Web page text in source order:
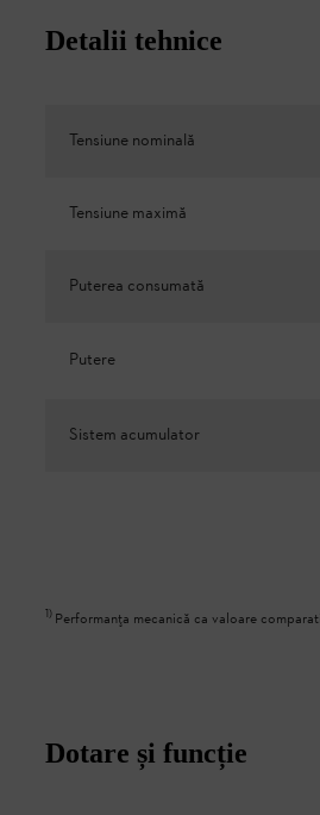
Detalii tehnice
Tensiune nominală
Tensiune maximă
Puterea consumată
Putere
Sistem acumulator
1) Performanța mecanică ca valoare
Dotare și funcție